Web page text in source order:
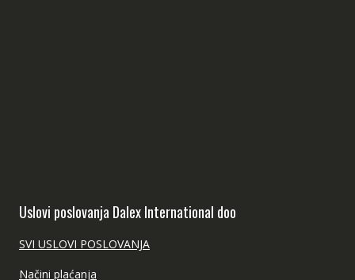
Uslovi poslovanja Dalex International doo
SVI USLOVI POSLOVANJA
Načini plaćanja